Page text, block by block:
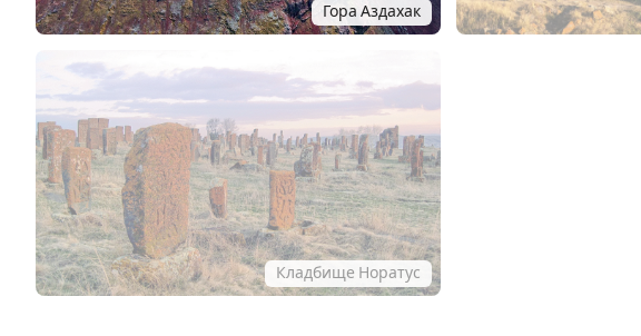
Гора Аздахак
Кладбище Норатус